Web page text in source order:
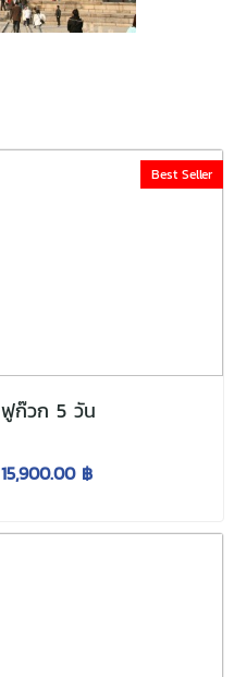
Best Seller
ฟูก๊วก 5 วัน
15,900.00 ฿